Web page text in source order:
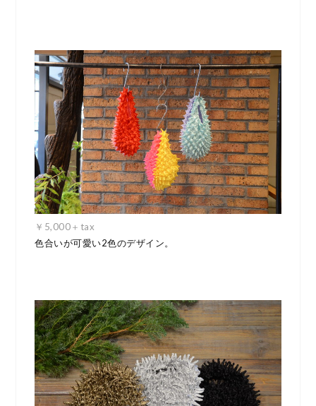
￥5,000＋tax
色合いが可愛い2色のデザイン。